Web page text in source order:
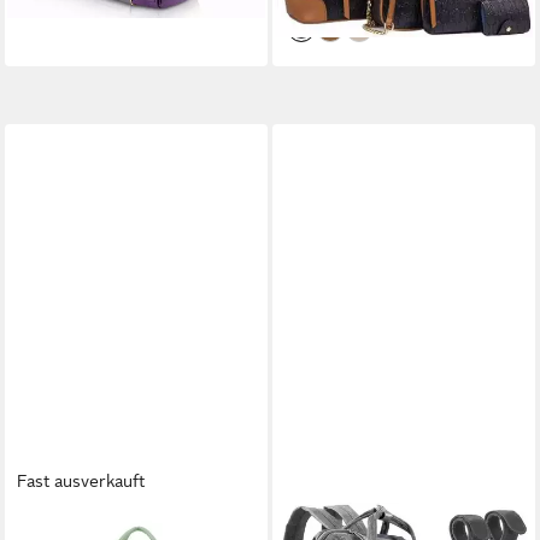
Fast ausverkauft
LOONEY TUNES ALL KIDS UNITED